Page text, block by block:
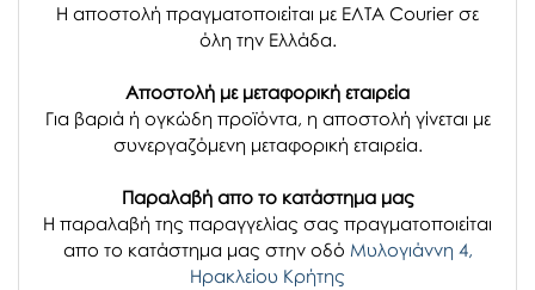
Η αποστολή πραγματοποιείται με ΕΛΤΑ Courier σε
όλη την Ελλάδα.
Αποστολή με μεταφορική εταιρεία
Για βαριά ή ογκώδη προϊόντα, η αποστολή γίνεται με
συνεργαζόμενη μεταφορική εταιρεία.
Παραλαβή απο το κατάστημα μας
H παραλαβή της παραγγελίας σας πραγματοποιείται
απο το κατάστημα μας στην οδό Μυλογιάννη 4,
Ηρακλείου Κρήτης